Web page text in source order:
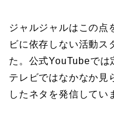
ジャルジャルはこの点
ビに依存しない活動ス
た。公式YouTubeでは
テレビではなかなか見
したネタを発信してい